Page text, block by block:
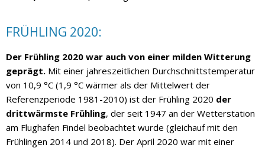
FRÜHLING 2020:
Der Frühling 2020 war auch von einer milden Witterung
geprägt. Mit einer jahreszeitlichen Durchschnittstemperatur
von 10,9 °C (1,9 °C wärmer als der Mittelwert der
Referenzperiode 1981-2010) ist der Frühling 2020 der
drittwärmste Frühling, der seit 1947 an der Wetterstation
am Flughafen Findel beobachtet wurde (gleichauf mit den
Frühlingen 2014 und 2018). Der April 2020 war mit einer